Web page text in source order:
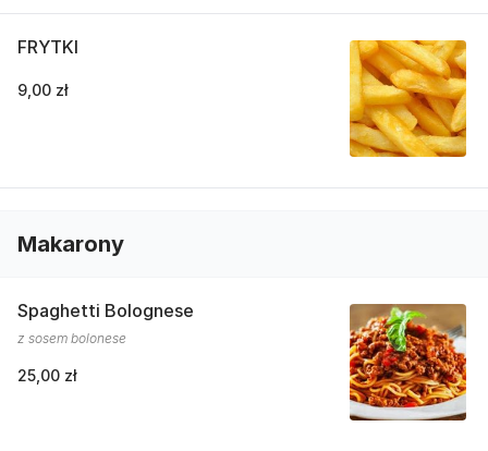
FRYTKI
9,00 zł
Makarony
Spaghetti Bolognese
z sosem bolonese
25,00 zł